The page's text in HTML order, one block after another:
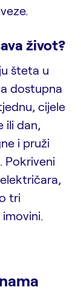
život?
šteta u
dostupna
cijele
ili dan,
i pruži
Pokriveni
tri